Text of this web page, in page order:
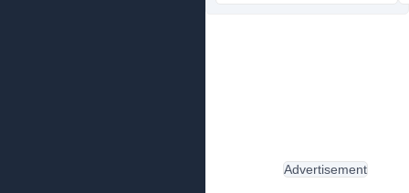
Advertisement